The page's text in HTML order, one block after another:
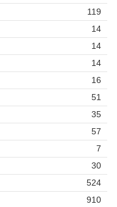
119
14
14
14
16
51
35
57
7
30
524
910